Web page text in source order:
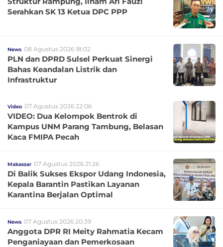
Serahkan SK 13 Ketua DPC PPP
News 08 Agustus 2026 18:02
PLN dan DPRD Sulsel Perkuat Sinergi
Bahas Keandalan Listrik dan
Infrastruktur
Video 07 Agustus 2026 22:06
VIDEO: Dua Kelompok Bentrok di
Kampus UNM Parang Tambung, Belasan
Kaca FMIPA Pecah
Makassar 07 Agustus 2026 21:26
Di Balik Sukses Ekspor Udang Indonesia,
Kepala Barantin Pastikan Layanan
Karantina Berjalan Optimal
News 07 Agustus 2026 20:39
Anggota DPR RI Meity Rahmatia Kecam
Penganiayaan dan Pemerkosaan